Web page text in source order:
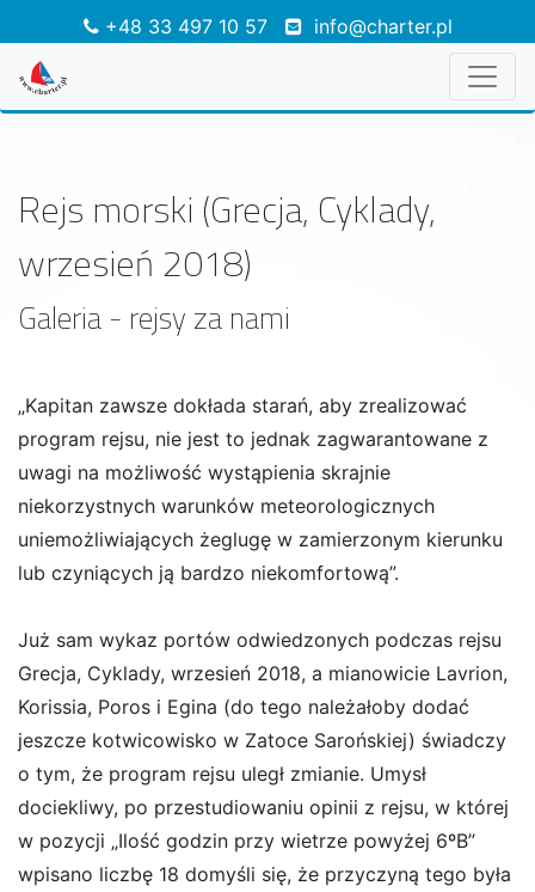
+48 33 497 10 57 info@charter.pl
Rejs morski (Grecja, Cyklady,
wrzesień 2018)
Galeria - rejsy za nami
„Kapitan zawsze dokłada starań, aby zrealizować
program rejsu, nie jest to jednak zagwarantowane z
uwagi na możliwość wystąpienia skrajnie
niekorzystnych warunków meteorologicznych
uniemożliwiających żeglugę w zamierzonym kierunku
lub czyniących ją bardzo niekomfortową”.
Już sam wykaz portów odwiedzonych podczas rejsu
Grecja, Cyklady, wrzesień 2018, a mianowicie Lavrion,
Korissia, Poros i Egina (do tego należałoby dodać
jeszcze kotwicowisko w Zatoce Sarońskiej) świadczy
o tym, że program rejsu uległ zmianie. Umysł
dociekliwy, po przestudiowaniu opinii z rejsu, w której
w pozycji „Ilość godzin przy wietrze powyżej 6ºB”
wpisano liczbę 18 domyśli się, że przyczyną tego była